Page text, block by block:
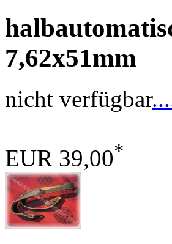
7,62x51mm
nicht verfügbar
EUR 39,00*